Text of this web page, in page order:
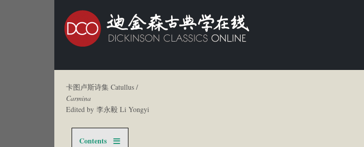
卡图卢斯诗集 Catullus /
Carmina
Edited by 李永毅 Li Yongyi
Contents